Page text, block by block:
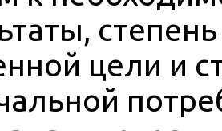
цели и